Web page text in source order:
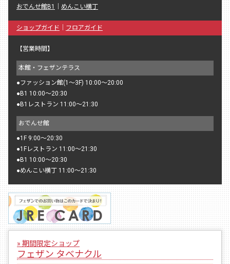
おでんせ館B1
めんこい横丁
ショップガイド フロアガイド
【営業時間】
本館・フェザンテラス
●ファッション館(1〜3F) 10:00〜20:00
●B1 10:00〜20:30
●B1レストラン 11:00〜21:30
おでんせ館
●1F 9:00〜20:30
●1Fレストラン 11:00〜21:30
●B1 10:00〜20:30
●めんこい横丁 11:00〜21:30
» 期間限定ショップ
フェザン タベナクル